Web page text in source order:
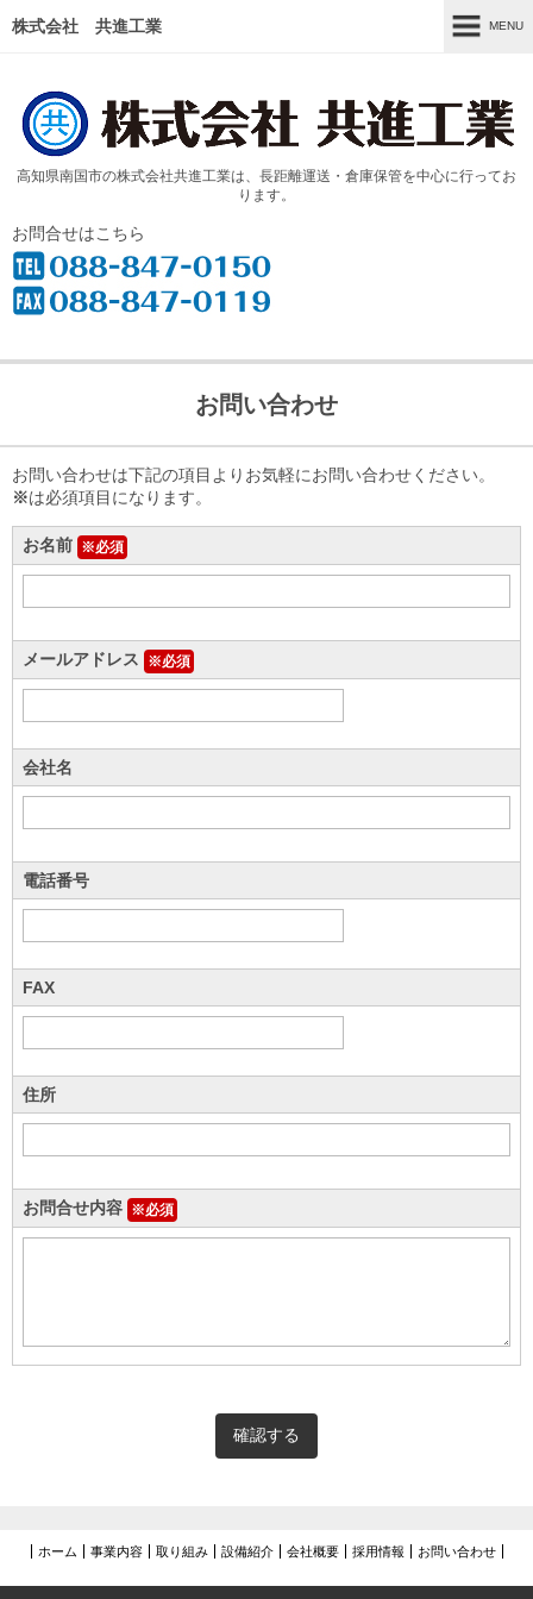
株式会社 共進工業
高知県南国市の株式会社共進工業は、長距離運送・倉庫保管を中心に行ってお
ります。
お問合せはこちら
MENU
ホーム
事業内容
設備紹介
会社概要
採用情報
お問い合わせ
お問い合わせは下記の項目よりお気軽にお問い合わせください。
※は必須項目になります。
お名前 ※必須
メールアドレス ※必須
会社名
電話番号
FAX
住所
お問合せ内容 ※必須
ホーム 事業内容 取り組み 設備紹介 会社概要 採用情報 お問い合わせ